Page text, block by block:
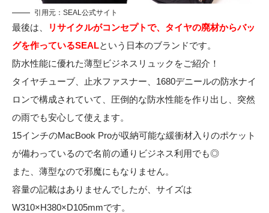
引用元： SEAL公式サイト
最後は、
リサイクルがコンセプトで、タイヤの廃材からバッ
グを作っているSEALという日本のブランドです。
防水性能に優れた薄型ビジネスリュックをご紹介！
タイヤチューブ、止水ファスナー、1680デニールの防水ナイ
ロンで構成されていて、圧倒的な防水性能を作り出し、突然
の雨でも安心して使えます。
15インチのMacBook Proが収納可能な緩衝材入りのポケット
が備わっているので名前の通りビジネス利用でも◎
また、薄型なので邪魔にもなりません。
容量の記載はありませんでしたが、サイズは
W310×H380×D105mmです。